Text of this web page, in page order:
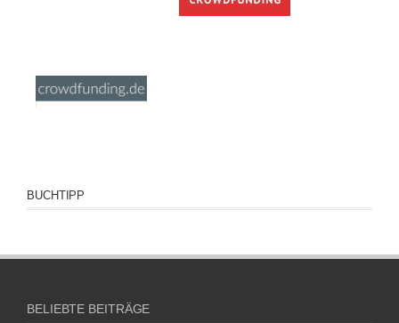
BUCHTIPP
BELIEBTE BEITRÄGE